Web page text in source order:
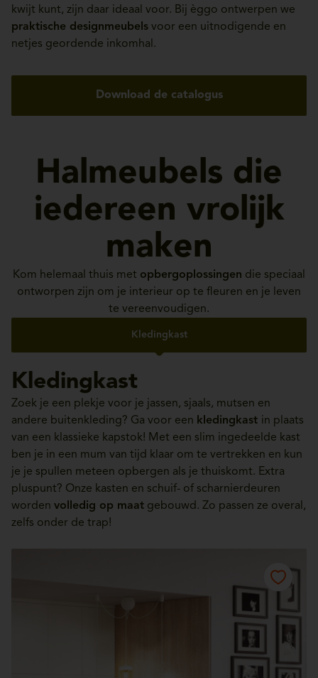
kwijt kunt, zijn daar ideaal voor. Bij èggo ontwerpen we
praktische designmeubels voor een uitnodigende en
netjes geordende inkomhal.
Download de catalogus
Halmeubels die
iedereen vrolijk
maken
Kom helemaal thuis met opbergoplossingen die speciaal
ontworpen zijn om je interieur op te fleuren en je leven
te vereenvoudigen.
Kledingkast
Kledingkast
Zoek je een plekje voor je jassen, sjaals, mutsen en
andere buitenkleding? Ga voor een kledingkast in plaats
van een klassieke kapstok! Met een slim ingedeelde kast
ben je in een mum van tijd klaar om te vertrekken en kun
je je spullen meteen opbergen als je thuiskomt. Extra
pluspunt? Onze kasten en schuif- of scharnierdeuren
worden volledig op maat gebouwd. Zo passen ze overal,
zelfs onder de trap!